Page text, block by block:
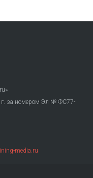
г. за номером Эл № ФС77-
media.ru